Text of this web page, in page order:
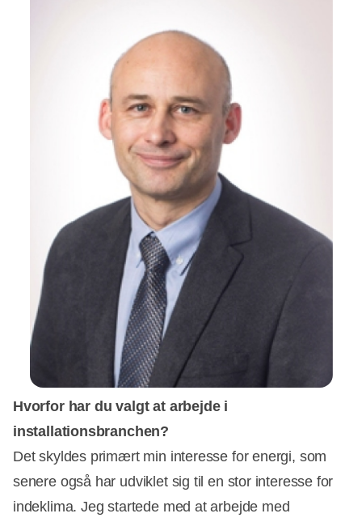
Annonce
Hvorfor har du valgt at arbejde i
installationsbranchen?
Det skyldes primært min interesse for energi, som
senere også har udviklet sig til en stor interesse for
indeklima. Jeg startede med at arbejde med